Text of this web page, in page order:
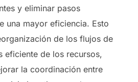
y eliminar pasos
una mayor eficiencia. Esto
de los flujos de
eficiente de los recursos,
la coordinación entre